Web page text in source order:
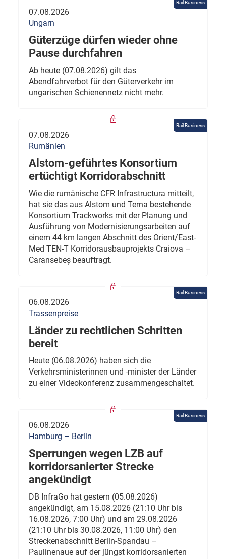
Rail Business
07.08.2026
Ungarn
Güterzüge dürfen wieder ohne
Pause durchfahren
Ab heute (07.08.2026) gilt das
Abendfahrverbot für den Güterverkehr im
ungarischen Schienennetz nicht mehr.
Rail Business
07.08.2026
Rumänien
Alstom-geführtes Konsortium
ertüchtigt Korridorabschnitt
Wie die rumänische CFR Infrastructura mitteilt,
hat sie das aus Alstom und Terna bestehende
Konsortium Trackworks mit der Planung und
Ausführung von Modernisierungsarbeiten auf
einem 44 km langen Abschnitt des Orient/East-
Med TEN-T Korridorausbauprojekts Craiova –
Caransebeș beauftragt.
Rail Business
06.08.2026
Trassenpreise
Länder zu rechtlichen Schritten
bereit
Heute (06.08.2026) haben sich die
Verkehrsministerinnen und -minister der Länder
zu einer Videokonferenz zusammengeschaltet.
Rail Business
06.08.2026
Hamburg – Berlin
Sperrungen wegen LZB auf
korridorsanierter Strecke
angekündigt
DB InfraGo hat gestern (05.08.2026)
angekündigt, am 15.08.2026 (21:10 Uhr bis
16.08.2026, 7:00 Uhr) und am 29.08.2026
(21:10 Uhr bis 30.08.2026, 11:00 Uhr) den
Streckenabschnitt Berlin-Spandau –
Paulinenaue auf der jüngst korridorsanierten